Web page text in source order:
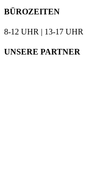
BÜROZEITEN
8-12 UHR | 13-17 UHR
UNSERE PARTNER